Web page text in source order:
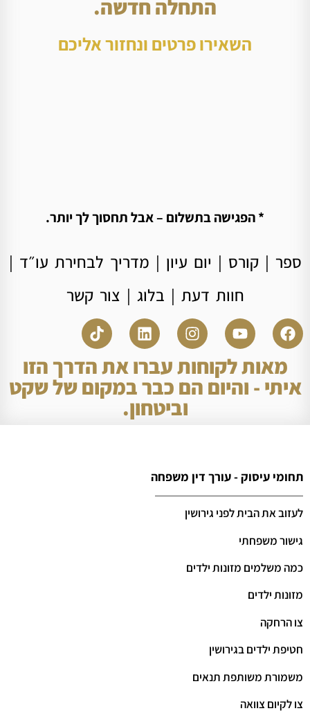
התחלה חדשה.
השאירו פרטים ונחזור אליכם
* הפגישה בתשלום – אבל תחסוך לך יותר.
ספר |קורס | יום עיון | מדריך לבחירת עו״ד |
חוות דעת | בלוג | צור קשר
מאות לקוחות עברו את הדרך הזו
איתי - והיום הם כבר במקום של שקט
וביטחון.
תחומי עיסוק - עורך דין משפחה
לעזוב את הבית לפני גירושין
גישור משפחתי
כמה משלמים מזונות ילדים
מזונות ילדים
צו הרחקה
חטיפת ילדים בגירושין
משמורת משותפת תנאים
צו לקיום צוואה